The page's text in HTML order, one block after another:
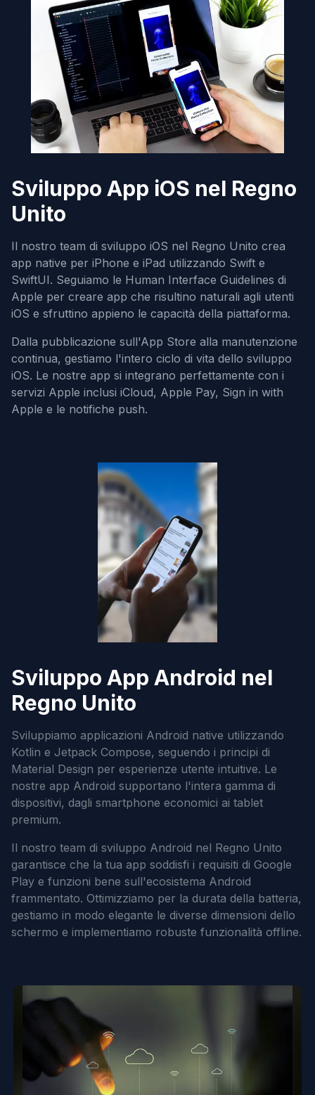
Sviluppo App iOS nel Regno
Unito
Il nostro team di sviluppo iOS nel Regno Unito crea
app native per iPhone e iPad utilizzando Swift e
SwiftUI. Seguiamo le Human Interface Guidelines di
Apple per creare app che risultino naturali agli utenti
iOS e sfruttino appieno le capacità della piattaforma.
Dalla pubblicazione sull'App Store alla manutenzione
continua, gestiamo l'intero ciclo di vita dello sviluppo
iOS. Le nostre app si integrano perfettamente con i
servizi Apple inclusi iCloud, Apple Pay, Sign in with
Apple e le notifiche push.
Sviluppo App Android nel
Regno Unito
Sviluppiamo applicazioni Android native utilizzando
Kotlin e Jetpack Compose, seguendo i principi di
Material Design per esperienze utente intuitive. Le
nostre app Android supportano l'intera gamma di
dispositivi, dagli smartphone economici ai tablet
premium.
Il nostro team di sviluppo Android nel Regno Unito
garantisce che la tua app soddisfi i requisiti di Google
Play e funzioni bene sull'ecosistema Android
frammentato. Ottimizziamo per la durata della batteria,
gestiamo in modo elegante le diverse dimensioni dello
schermo e implementiamo robuste funzionalità offline.